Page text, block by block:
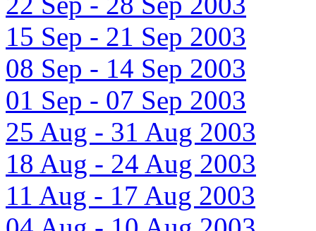
15 Sep - 21 Sep 2003
08 Sep - 14 Sep 2003
01 Sep - 07 Sep 2003
25 Aug - 31 Aug 2003
18 Aug - 24 Aug 2003
11 Aug - 17 Aug 2003